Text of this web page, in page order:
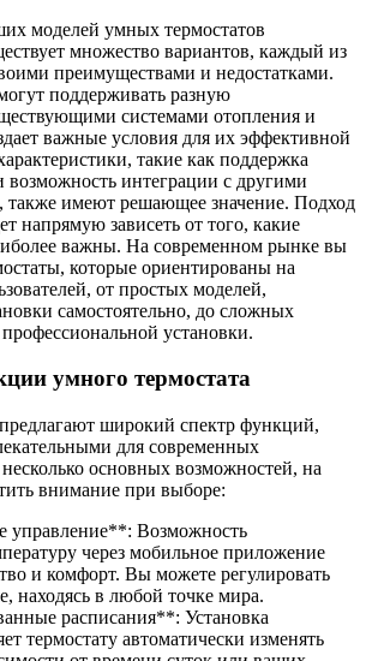
моделей умных термостатов
множество вариантов, каждый из
преимуществами и недостатками.
поддерживать разную
системами отопления и
важные условия для их эффективной
такие как поддержка
возможность интеграции с другими
имеют решающее значение. Подход
напрямую зависеть от того, какие
важны. На современном рынке вы
которые ориентированы на
от простых моделей,
самостоятельно, до сложных
установки.
умного термостата
широкий спектр функций,
для современных
основных возможностей, на
внимание при выборе:
управление**: Возможность
через мобильное приложение
и комфорт. Вы можете регулировать
находясь в любой точке мира.
расписания**: Установка
термостату автоматически изменять